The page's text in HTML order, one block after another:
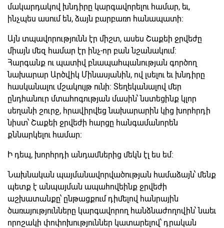
մակարդակով խնդիրը կարգավորելու համար, եւ,
ինչպես ասում են, ձայն բարբառո հանապատի:
Այն տպավորությունն էր միշտ, ասես Շաքեի ջրվեժը
միայն մեզ համար էր ինչ-որ բան նշանակում:
Հարգանք ու պատիվ բնապահպանության գործող
նախարար Արծվիկ Մինասյանին, ով լսելու եւ խնդիրը
հասկանալու մշակույթ ունի: Տեղեկանալով մեր
ընդհանուր մտահոգության մասին՝ նստեցինք կլոր
սեղանի շուրջ, հրավիրվեց նախարարին կից խորհրդի
նիստ՝ Շաքեի ջրվեժի հարցը հանգամանորեն
քննարկելու համար:
Ի դեպ, խորհրդի անդամներից մեկն էլ ես եմ:
Նախնական պայմանավորվածության համաձայն՝ մենք
պետք է անպայման ապահովեինք ջրվեժի
աշխատանքը՝ ընթացքում դիմելով հանրային
ծառայությունները կարգավորող հանձնաժողովին՝ նաեւ
որոշակի փոփոխություններ կատարելով՝ դրական